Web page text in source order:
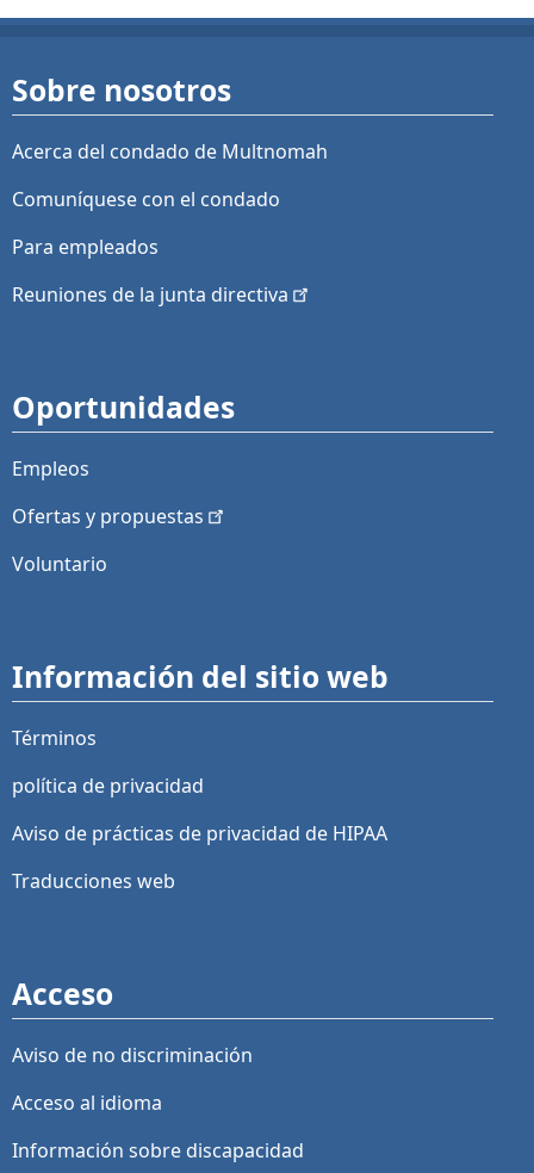
Sobre nosotros
Acerca del condado de Multnomah
Comuníquese con el condado
Para empleados
Reuniones de la junta directiva
Oportunidades
Empleos
Ofertas y propuestas
Voluntario
Información del sitio web
Términos
política de privacidad
Aviso de prácticas de privacidad de HIPAA
Traducciones web
Acceso
Aviso de no discriminación
Acceso al idioma
Información sobre discapacidad